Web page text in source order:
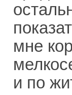
мне
и по